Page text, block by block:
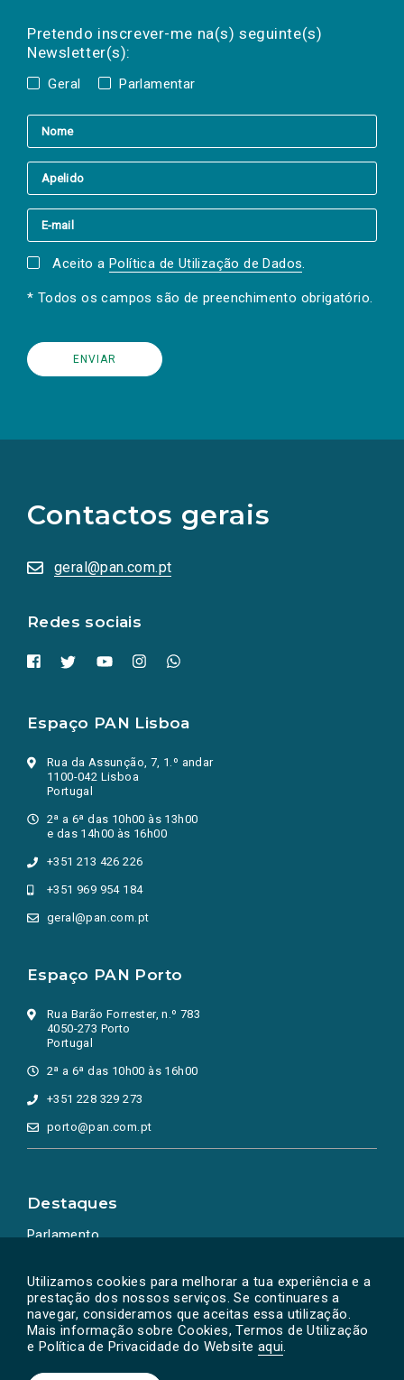
Utilizamos cookies para melhorar a tua experiência e a
prestação dos nossos serviços. Se continuares a
navegar, consideramos que aceitas essa utilização.
Mais informação sobre Cookies, Termos de Utilização
e Política de Privacidade do Website aqui.
Pretendo inscrever-me na(s) seguinte(s)
Newsletter(s):
Geral Parlamentar
a(s) newsletter(s).
mail
Aceito a Política de Utilização de Dados.
* Todos os campos são de preenchimento obrigatório.
Contactos gerais
geral@pan.com.pt
Redes sociais
redes
sociais
numa
nova
Espaço PAN Lisboa
Rua da Assunção, 7, 1.º andar
1100-042 Lisboa
Portugal
2ª a 6ª das 10h00 às 13h00
e das 14h00 às 16h00
+351 213 426 226
+351 969 954 184
geral@pan.com.pt
Espaço PAN Porto
Rua Barão Forrester, n.º 783
4050-273 Porto
Portugal
2ª a 6ª das 10h00 às 16h00
+351 228 329 273
porto@pan.com.pt
Destaques
Parlamento